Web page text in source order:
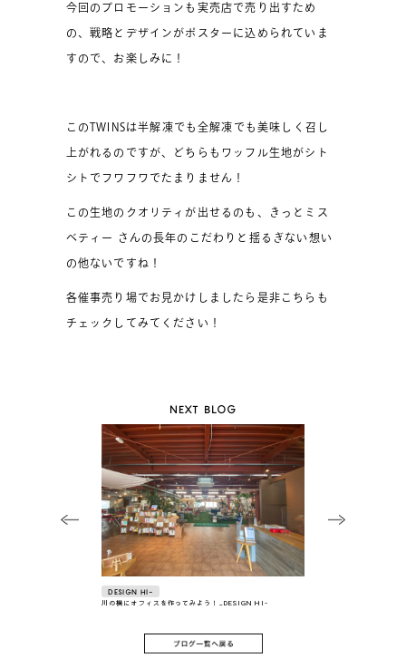
今回のプロモーションも実売店で売り出すため
の、戦略とデザインがポスターに込められていま
すので、お楽しみに！
このTWINSは半解凍でも全解凍でも美味しく召し
上がれるのですが、どちらもワッフル生地がシト
シトでフワフワでたまりません！
この生地のクオリティが出せるのも、きっとミス
ベティー さんの長年のこだわりと揺るぎない想い
の他ないですね！
各催事売り場でお見かけしましたら是非こちらも
チェックしてみてください！
NEXT BLOG
DESIGN HI-
川の横にオフィスを作ってみよう！_DESIGN HI-